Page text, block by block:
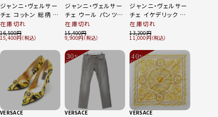
ジャンニ・ヴェルサー
チェ コットン 総柄 ニ
ット セーター マルチ
カラー 52
在庫切れ
16,500
15,400
ジャンニ・ヴェルサー
チェ ウール パンツ
ボトムス パープル
52
在庫切れ
15,400
9,900
ジャンニ・ヴェルサー
チェ イケデリック 渦
ニット セーター トッ
プス パープル 52
在庫切れ
13,200
11,000
VERSACE
30%
OFF
VERSACE
40%
OFF ～
VERSACE